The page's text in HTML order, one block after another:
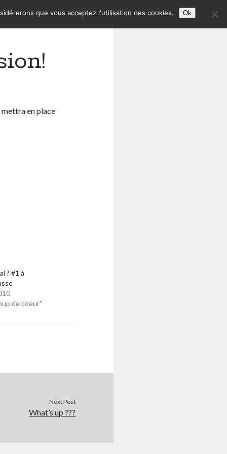
en place
? #1 à
de coeur"
Next Post
What’s up ???
que vous acceptez l'utilisation des cookies. Ok